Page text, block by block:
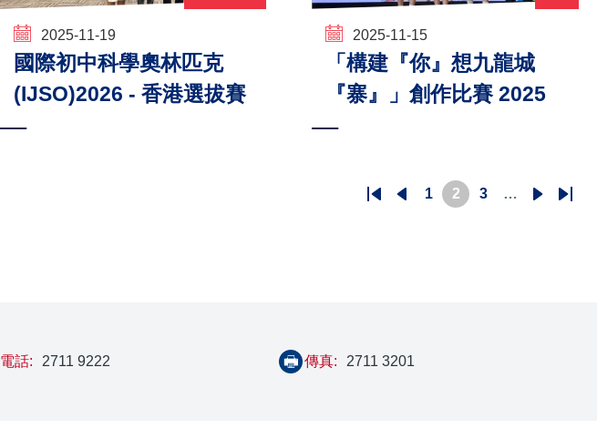
2025-11-19
國際初中科學奧林匹克
(IJSO)2026 - 香港選拔賽
2025-11-15
「構建『你』想九龍城
『寨』」創作比賽 2025
FirstPrevious
1
目
2 3 …
Last
電話: 2711 9222 傳真: 2711 3201